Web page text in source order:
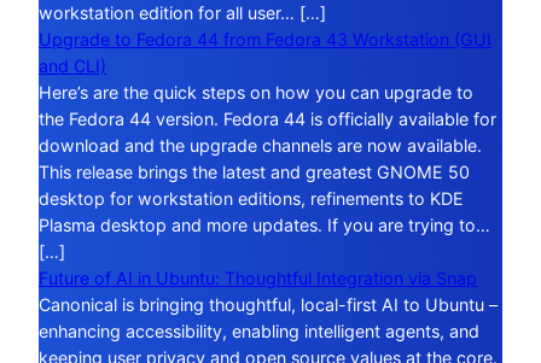
workstation edition for all user… […]
Upgrade to Fedora 44 from Fedora 43 Workstation (GUI
and CLI)
Here’s are the quick steps on how you can upgrade to
the Fedora 44 version. Fedora 44 is officially available for
download and the upgrade channels are now available.
This release brings the latest and greatest GNOME 50
desktop for workstation editions, refinements to KDE
Plasma desktop and more updates. If you are trying to…
[…]
Future of AI in Ubuntu: Thoughtful Integration via Snap
Canonical is bringing thoughtful, local-first AI to Ubuntu –
enhancing accessibility, enabling intelligent agents, and
keeping user privacy and open source values at the core.